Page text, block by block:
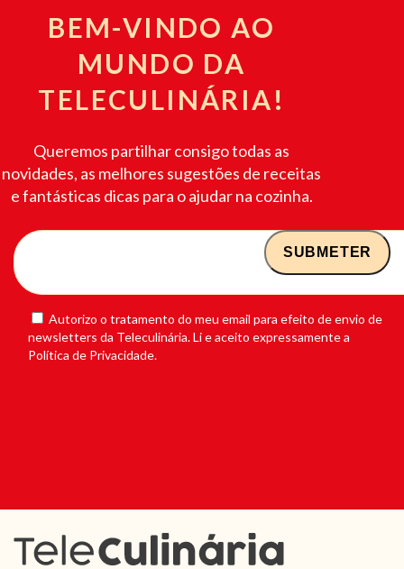
BEM-VINDO AO
MUNDO DA
TELECULINÁRIA!
Queremos partilhar consigo todas as
novidades, as melhores sugestões de receitas
e fantásticas dicas para o ajudar na cozinha.
Autorizo o tratamento do meu email para efeito de envio de
newsletters da Teleculinária. Li e aceito expressamente a
Política de Privacidade.